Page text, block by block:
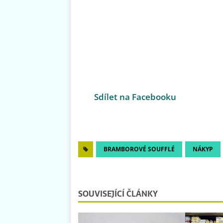
Sdílet na Facebooku
BRAMBOROVÉ SOUFFLÉ NÁKYP
SOUVISEJÍCÍ ČLÁNKY